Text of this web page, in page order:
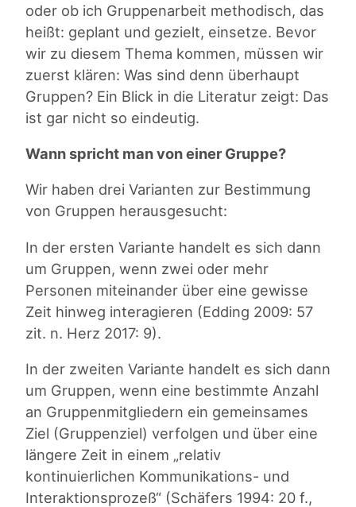
oder ob ich Gruppenarbeit methodisch, das
heißt: geplant und gezielt, einsetze. Bevor
wir zu diesem Thema kommen, müssen wir
zuerst klären: Was sind denn überhaupt
Gruppen? Ein Blick in die Literatur zeigt: Das
ist gar nicht so eindeutig.
Wann spricht man von einer Gruppe?
Wir haben drei Varianten zur Bestimmung
von Gruppen herausgesucht:
In der ersten Variante handelt es sich dann
um Gruppen, wenn zwei oder mehr
Personen miteinander über eine gewisse
Zeit hinweg interagieren (Edding 2009: 57
zit. n. Herz 2017: 9).
In der zweiten Variante handelt es sich dann
um Gruppen, wenn eine bestimmte Anzahl
an Gruppenmitgliedern ein gemeinsames
Ziel (Gruppenziel) verfolgen und über eine
längere Zeit in einem „relativ
kontinuierlichen Kommunikations- und
Interaktionsprozeß“ (Schäfers 1994: 20 f.,